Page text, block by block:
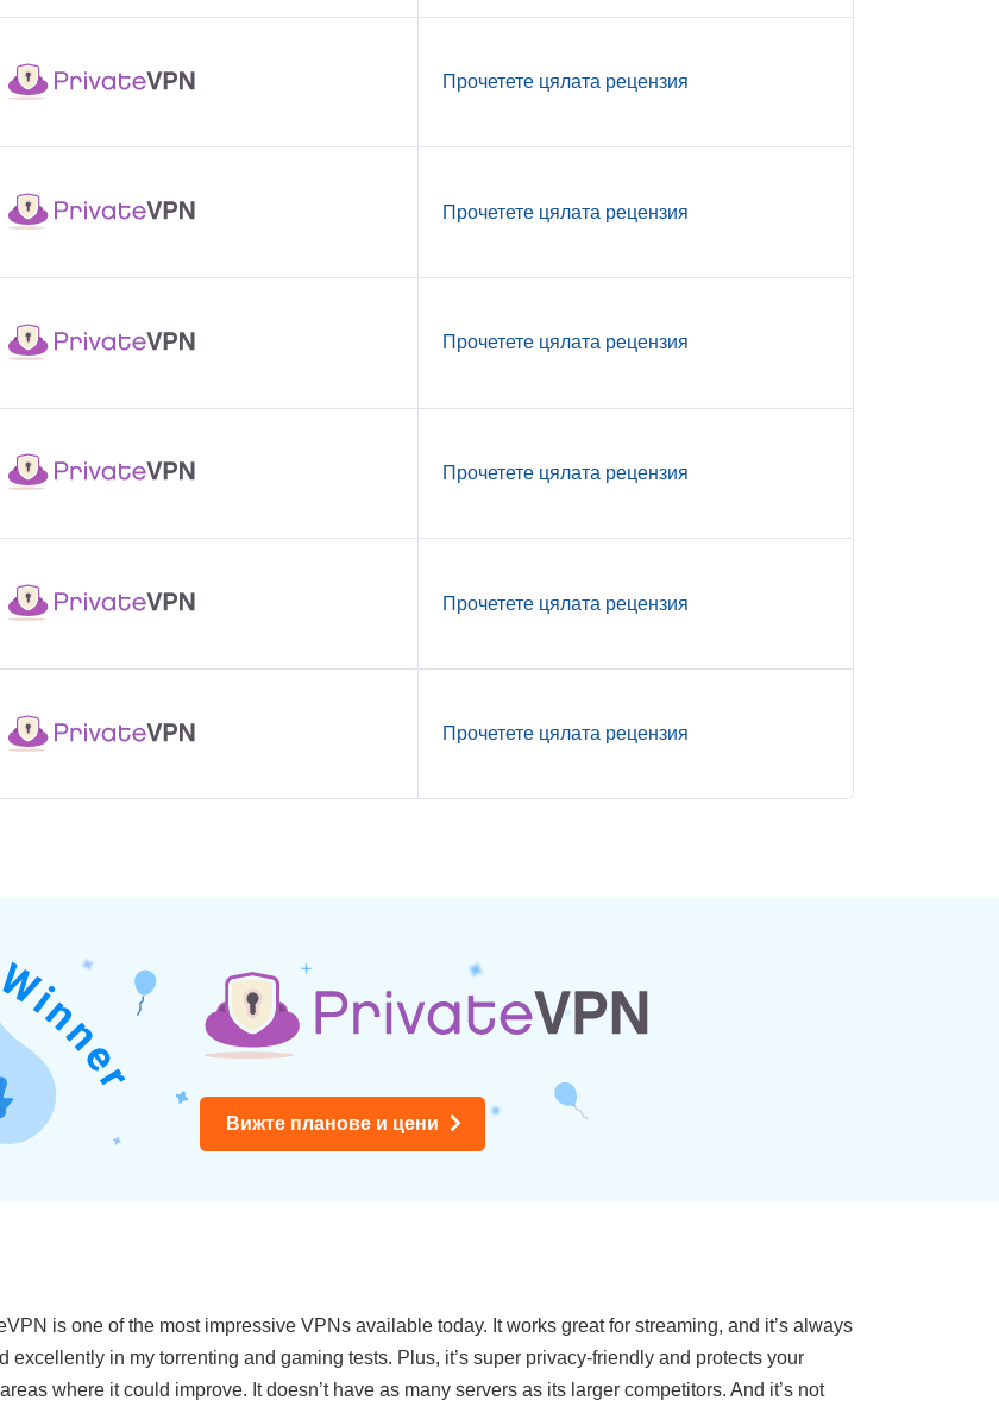
Прочетете цялата рецензия
Прочетете цялата рецензия
Прочетете цялата рецензия
Прочетете цялата рецензия
Прочетете цялата рецензия
Прочетете цялата рецензия
Вижте планове и цени
is one of the most impressive VPNs available today. It works great for streaming, and it’s always
in my torrenting and gaming tests. Plus, it’s super privacy-friendly and protects your
where it could improve. It doesn’t have as many servers as its larger competitors. And it’s not